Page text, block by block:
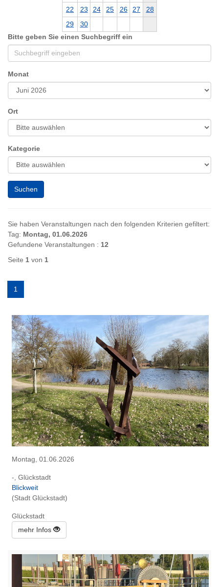
22
23 24 25 26 27
28
29
30
Bitte geben Sie einen Suchbegriff ein
Monat
Ort
Kategorie
Sie haben Veranstaltungen nach den folgenden Kriterien gefiltert:
Tag: Montag, 01.06.2026
Gefundene Veranstaltungen : 12
Seite 1 von 1
1
Montag, 01.06.2026
-, Glückstadt
Blickweit
(Stadt Glückstadt)
Glückstadt
mehr Infos